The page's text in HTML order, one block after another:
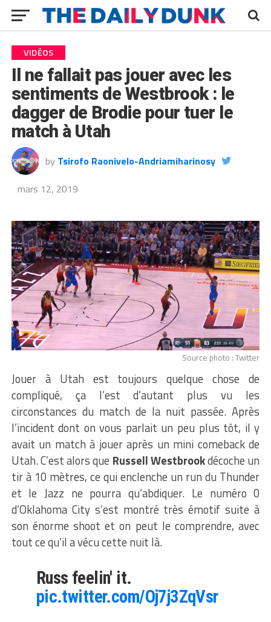
VIDÉOS
Il ne fallait pas jouer avec les
sentiments de Westbrook : le
dagger de Brodie pour tuer le
match à Utah
by Tsirofo Raonivelo-Andriamiharinosy
mars 12, 2019
Source photo : Twitter
Jouer à Utah est toujours quelque chose de
compliqué, ça l’est d’autant plus vu les
circonstances du match de la nuit passée. Après
l’incident dont on vous parlait un peu plus tôt, il y
avait un match à jouer après un mini comeback de
Utah. C’est alors que Russell Westbrookdécoche un
tir à 10 mètres, ce qui enclenche un run du Thunder
et le Jazz ne pourra qu’abdiquer. Le numéro 0
d’Oklahoma City s’est montré très émotif suite à
son énorme shoot et on peut le comprendre, avec
tout ce qu’il a vécu cette nuit là.
Russ feelin' it.
pic.twitter.com/Oj7j3ZqVsr